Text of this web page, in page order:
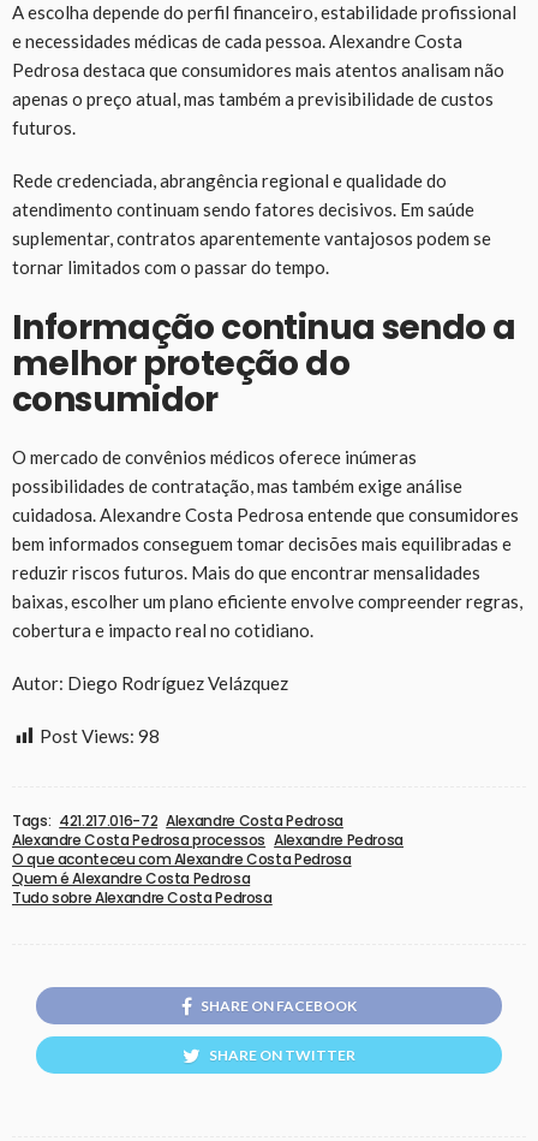
A escolha depende do perfil financeiro, estabilidade profissional
e necessidades médicas de cada pessoa. Alexandre Costa
Pedrosa destaca que consumidores mais atentos analisam não
apenas o preço atual, mas também a previsibilidade de custos
futuros.
Rede credenciada, abrangência regional e qualidade do
atendimento continuam sendo fatores decisivos. Em saúde
suplementar, contratos aparentemente vantajosos podem se
tornar limitados com o passar do tempo.
Informação continua sendo a
melhor proteção do
consumidor
O mercado de convênios médicos oferece inúmeras
possibilidades de contratação, mas também exige análise
cuidadosa. Alexandre Costa Pedrosa entende que consumidores
bem informados conseguem tomar decisões mais equilibradas e
reduzir riscos futuros. Mais do que encontrar mensalidades
baixas, escolher um plano eficiente envolve compreender regras,
cobertura e impacto real no cotidiano.
Autor: Diego Rodríguez Velázquez
Post Views: 98
Tags: 421.217.016-72 Alexandre Costa Pedrosa
Alexandre Costa Pedrosa processos Alexandre Pedrosa
O que aconteceu com Alexandre Costa Pedrosa
Quem é Alexandre Costa Pedrosa
Tudo sobre Alexandre Costa Pedrosa
SHARE ON FACEBOOK
SHARE ON TWITTER